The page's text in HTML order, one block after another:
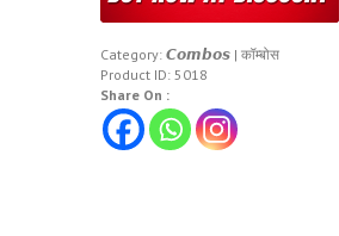
Category: 𝘾𝙤𝙢𝙗𝙤𝙨 | कॉम्बोस
Product ID: 5018
Share On :